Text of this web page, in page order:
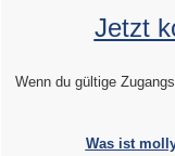
Jetzt
Wenn du gültige
Was ist